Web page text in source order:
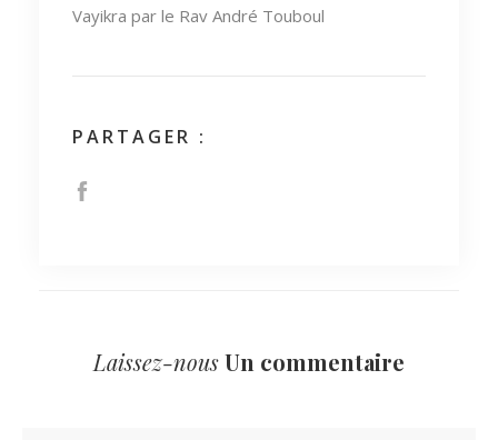
Vayikra par le Rav André Touboul
PARTAGER :
Laissez-nousUn commentaire